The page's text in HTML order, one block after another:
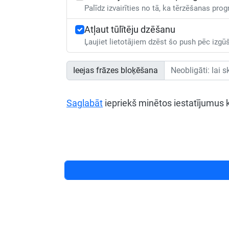
Palīdz izvairīties no tā, ka tērzēšanas
Atļaut tūlītēju dzēšanu
Ļaujiet lietotājiem dzēst šo push pēc
Ieejas frāzes bloķēšana
Saglabāt iepriekš minētos iestatījumus